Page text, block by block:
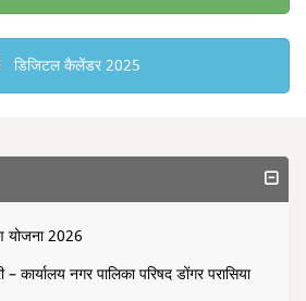
डिजिटल कैलेंडर 2025
योजना 2026
कार्यालय नगर पालिका परिषद डोंगर परासिया